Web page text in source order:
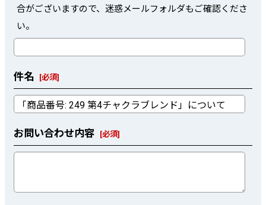
合がございますので、迷惑メールフォルダもご確認くださ
い。
件名 [必須]
お問い合わせ内容 [必須]